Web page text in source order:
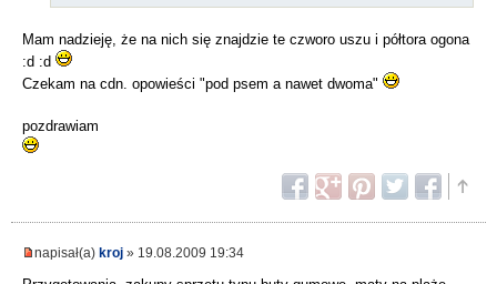
Mam nadzieję, że na nich się znajdzie te czworo uszu i półtora ogona
:d :d
Czekam na cdn. opowieści "pod psem a nawet dwoma"
pozdrawiam
napisał(a) kroj » 19.08.2009 19:34